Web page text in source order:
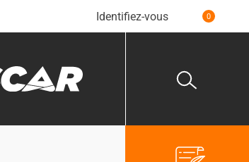
Identifiez-vous 0